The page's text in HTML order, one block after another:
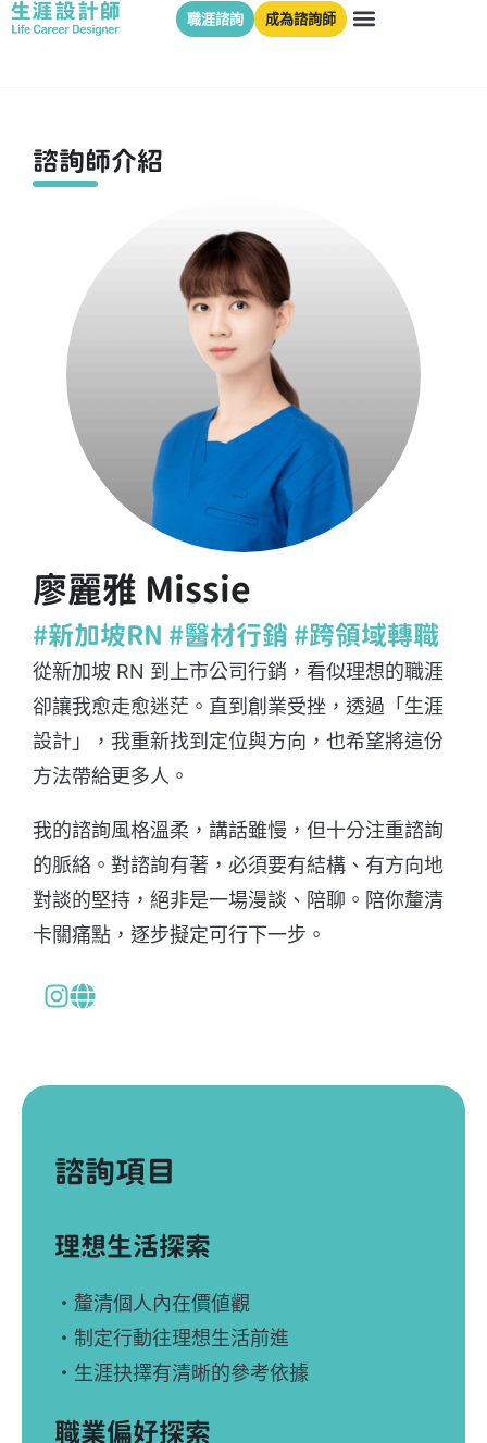
職涯諮詢 成為諮詢師
諮詢師介紹
廖麗雅 Missie
#新加坡RN #醫材行銷 #跨領域轉職
從新加坡 RN 到上市公司行銷，看似理想的職涯
卻讓我愈走愈迷茫。直到創業受挫，透過「生涯
設計」，我重新找到定位與方向，也希望將這份
方法帶給更多人。
我的諮詢風格溫柔，講話雖慢，但十分注重諮詢
的脈絡。對諮詢有著，必須要有結構、有方向地
對談的堅持，絕非是一場漫談、陪聊。陪你釐清
卡關痛點，逐步擬定可行下一步。
諮詢項目
理想生活探索
・釐清個人內在價値觀
・制定行動往理想生活前進
・生涯抉擇有清晰的參考依據
職業偏好探索